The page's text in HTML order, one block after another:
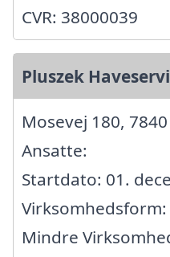
CVR: 38000039
Pluszek
Mosevej 180,
Ansatte:
Startdato: 01.
Mindre